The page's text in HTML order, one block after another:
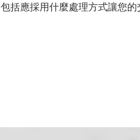
包括應採用什麼處理方式讓您